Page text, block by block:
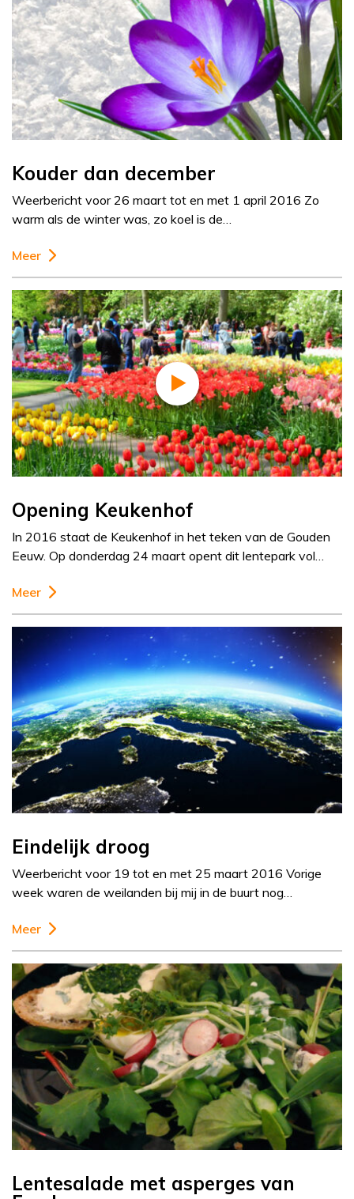
Kouder dan december
Weerbericht voor 26 maart tot en met 1 april 2016 Zo
warm als de winter was, zo koel is de…
Meer
Opening Keukenhof
In 2016 staat de Keukenhof in het teken van de Gouden
Eeuw. Op donderdag 24 maart opent dit lentepark vol…
Meer
Eindelijk droog
Weerbericht voor 19 tot en met 25 maart 2016 Vorige
week waren de weilanden bij mij in de buurt nog…
Meer
Lentesalade met asperges van